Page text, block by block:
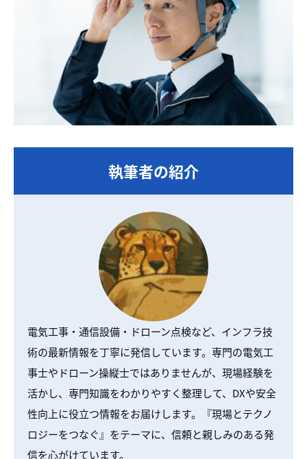
執筆者の紹介
電気工事・通信設備・ドローン点検など、インフラ技
術の最新情報を丁寧に発信しています。専門の電気工
事士やドローン操縦士ではありませんが、現場経験を
活かし、専門知識をわかりやすく整理して、DXや安全
性向上に役立つ情報をお届けします。『現場とテクノ
ロジーをつなぐ』をテーマに、信頼と親しみのある発
信を心がけています。